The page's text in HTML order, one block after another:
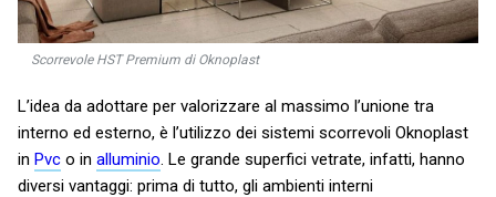
Scorrevole HST Premium di Oknoplast
L’idea da adottare per valorizzare al massimo l’unione tra
interno ed esterno, è l’utilizzo dei sistemi scorrevoli Oknoplast
in Pvc o in alluminio. Le grande superfici vetrate, infatti, hanno
diversi vantaggi: prima di tutto, gli ambienti interni